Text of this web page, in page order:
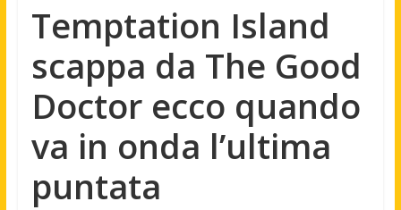
Temptation Island
scappa da The Good
Doctor ecco quando
va in onda l’ultima
puntata